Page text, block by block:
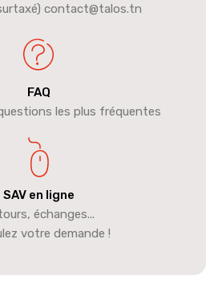
contact@talos.tn
FAQ
les plus fréquentes
SAV en ligne
échanges...
votre demande !